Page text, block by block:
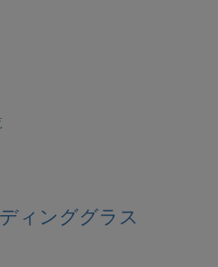
ィンググラス